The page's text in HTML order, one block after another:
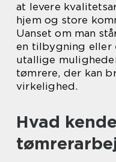
at levere
hjem og store
Uanset om man
en tilbygning eller
utallige
tømrere, der kan
virkelighed.
Hvad